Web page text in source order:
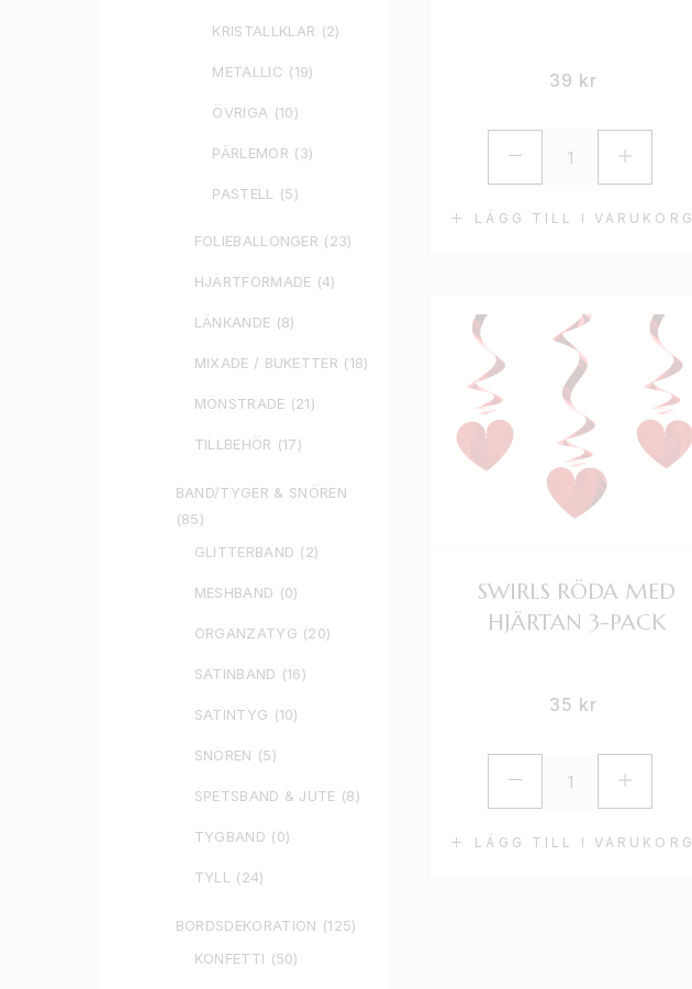
KRISTALLKLAR (2)
METALLIC (19)
ÖVRIGA (10)
PÄRLEMOR (3)
PASTELL (5)
FOLIEBALLONGER (23)
HJÄRTFORMADE (4)
LÄNKANDE (8)
MIXADE / BUKETTER (18)
MÖNSTRADE (21)
TILLBEHÖR (17)
BAND/TYGER & SNÖREN
(85)
GLITTERBAND (2)
MESHBAND (0)
ORGANZATYG (20)
SATINBAND (16)
SATINTYG (10)
SNÖREN (5)
SPETSBAND & JUTE (8)
TYGBAND (0)
TYLL (24)
BORDSDEKORATION (125)
KONFETTI (50)
LÄGG TILL I VARUKORG
39 kr
LÄGG TILL I VARUKORG
SWIRLS RÖDA MED
HJÄRTAN 3-PACK
35 kr